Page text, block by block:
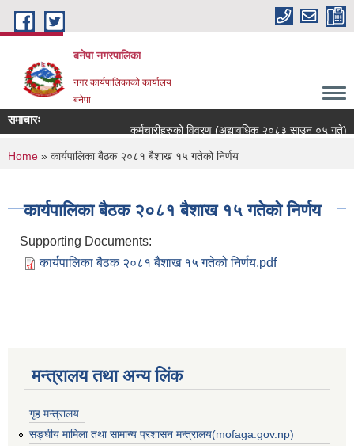
Skip to main content
बनेपा नगरपालिका
नगर कार्यपालिकाको कार्यालय
बनेपा
समाचारः
कर्मचारीहरुको विवरण (अद्यावधिक २०८३ साउन ०५ गते)
You are here
Home » कार्यपालिका बैठक २०८१ बैशाख १५ गतेको निर्णय
कार्यपालिका बैठक २०८१ बैशाख १५ गतेको निर्णय
Supporting Documents:
कार्यपालिका बैठक २०८१ बैशाख १५ गतेको निर्णय.pdf
मन्त्रालय तथा अन्य लिंक
गृह मन्त्रालय
सङ्घीय मामिला तथा सामान्य प्रशासन मन्त्रालय(mofaga.gov.np)